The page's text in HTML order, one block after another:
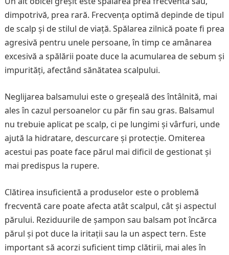
dimpotrivă, prea rară. Frecvența optimă depinde de tipul
de scalp și de stilul de viață. Spălarea zilnică poate fi prea
agresivă pentru unele persoane, în timp ce amânarea
excesivă a spălării poate duce la acumularea de sebum și
impurități, afectând sănătatea scalpului.
Neglijarea balsamului este o greșeală des întâlnită, mai
ales în cazul persoanelor cu păr fin sau gras. Balsamul
nu trebuie aplicat pe scalp, ci pe lungimi și vârfuri, unde
ajută la hidratare, descurcare și protecție. Omiterea
acestui pas poate face părul mai dificil de gestionat și
mai predispus la rupere.
Clătirea insuficientă a produselor este o problemă
frecventă care poate afecta atât scalpul, cât și aspectul
părului. Reziduurile de șampon sau balsam pot încărca
părul și pot duce la iritații sau la un aspect tern. Este
important să acorzi suficient timp clătirii, mai ales în